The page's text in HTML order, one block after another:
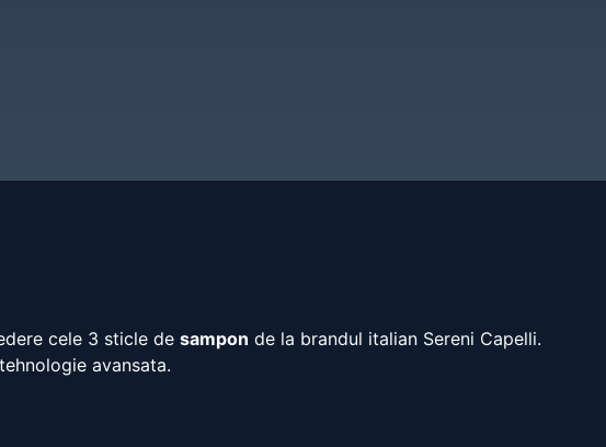
cele 3 sticle de sampon de la brandul italian Sereni Capelli.
avansata.